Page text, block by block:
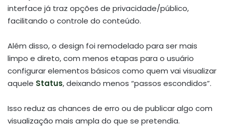
interface já traz opções de privacidade/público,
facilitando o controle do conteúdo.
Além disso, o design foi remodelado para ser mais
limpo e direto, com menos etapas para o usuário
configurar elementos básicos como quem vai visualizar
aquele Status, deixando menos “passos escondidos”.
Isso reduz as chances de erro ou de publicar algo com
visualização mais ampla do que se pretendia.